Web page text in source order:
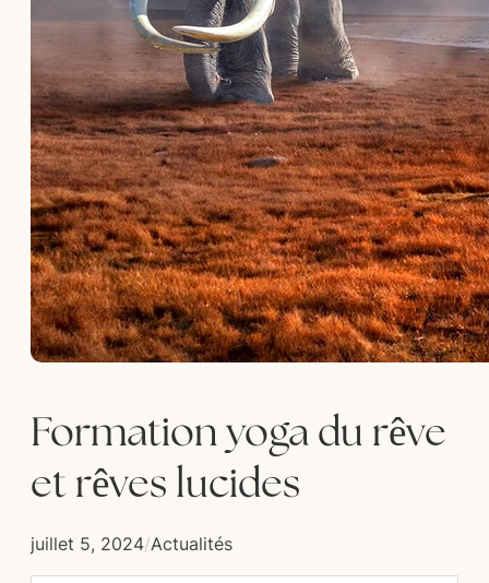
Formation yoga du rêve
et rêves lucides
juillet 5, 2024/Actualités